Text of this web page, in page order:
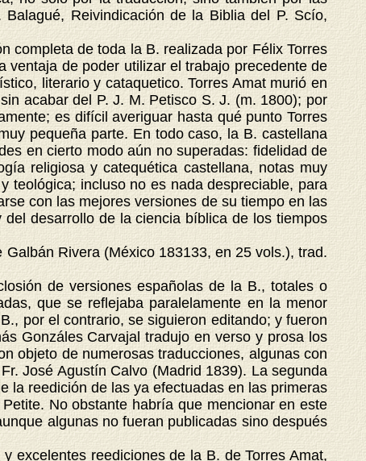
Reivindicación de la Biblia del P. Scío,
de toda la B. realizada por Félix Torres
ventaja de poder utilizar el trabajo precedente de
literario y cataquetico. Torres Amat murió en
acabar del P. J. M. Petisco S. J. (m. 1800); por
es difícil averiguar hasta qué punto Torres
pequeña parte. En todo caso, la B. castellana
en cierto modo aún no superadas: fidelidad de
religiosa y catequética castellana, notas muy
teológica; incluso no es nada despreciable, para
con las mejores versiones de su tiempo en las
desarrollo de la ciencia bíblica de los tiempos
Rivera (México 183133, en 25 vols.), trad.
de versiones españolas de la B., totales o
que se reflejaba paralelamente en la menor
por el contrario, se siguieron editando; y fueron
Gonzáles Carvajal tradujo en verso y prosa los
objeto de numerosas traducciones, algunas con
José Agustín Calvo (Madrid 1839). La segunda
la reedición de las ya efectuadas en las primeras
No obstante habría que mencionar en este
algunas no fueran publicadas sino después
reediciones de la B. de Torres Amat,